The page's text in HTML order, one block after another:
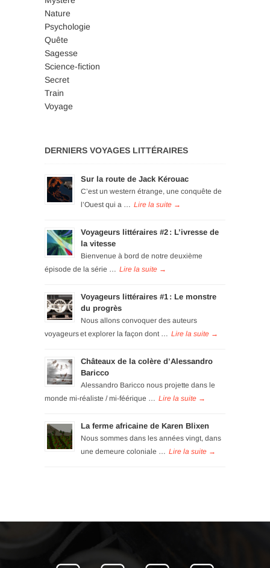
Nature
Psychologie
Quête
Sagesse
Science-fiction
Secret
Train
Voyage
DERNIERS VOYAGES LITTÉRAIRES
Sur la route de Jack Kérouac
C’est un western étrange, une conquête de
l’Ouest qui a …
Voyageurs littéraires #2 : L’ivresse de
la vitesse
Bienvenue à bord de notre deuxième
épisode de la série …
Voyageurs littéraires #1 : Le monstre
du progrès
Nous allons convoquer des auteurs
voyageurs et explorer la façon dont …
Châteaux de la colère d’Alessandro
Baricco
Alessandro Baricco nous projette dans le
monde mi-réaliste / mi-féérique …
La ferme africaine de Karen Blixen
Nous sommes dans les années vingt, dans
une demeure coloniale …